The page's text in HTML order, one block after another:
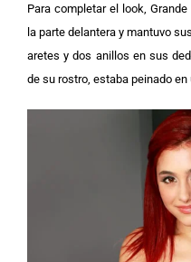
Para completar el look,
la parte delantera y mantuvo
aretes y dos anillos en sus
de su rostro, estaba peinado